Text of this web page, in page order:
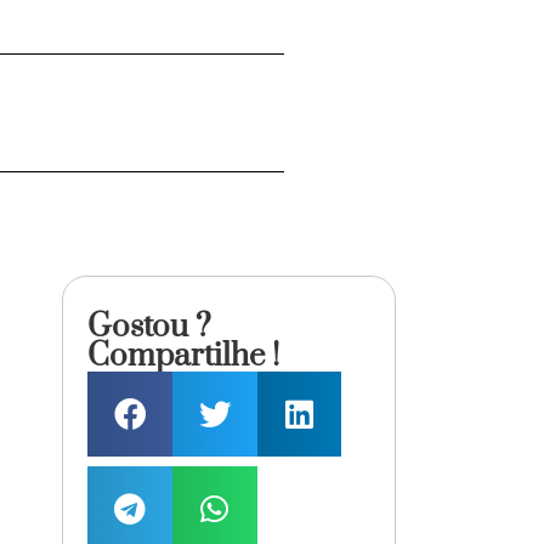
Gostou ?
Compartilhe !